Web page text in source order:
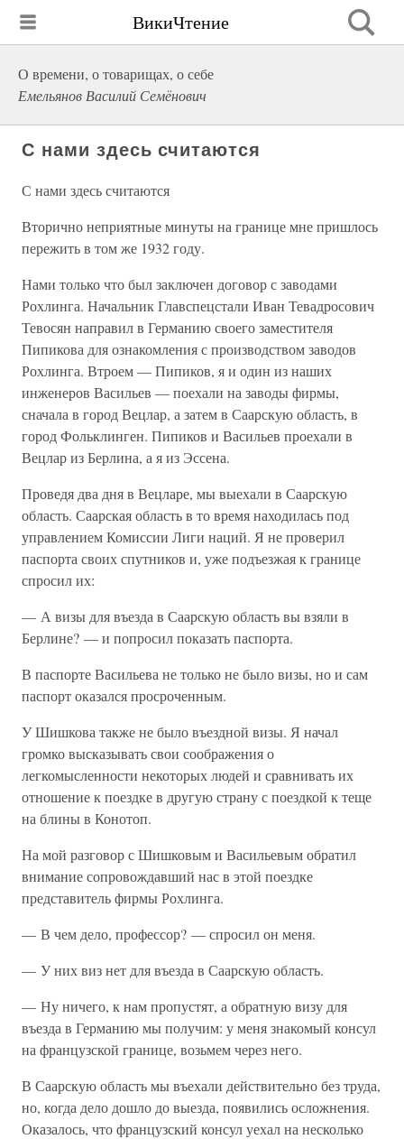
ВикиЧтение
О времени, о товарищах, о себе
Емельянов Василий Семёнович
С нами здесь считаются
С нами здесь считаются
Вторично неприятные минуты на границе мне пришлось
пережить в том же 1932 году.
Нами только что был заключен договор с заводами
Рохлинга. Начальник Главспецстали Иван Тевадросович
Тевосян направил в Германию своего заместителя
Пипикова для ознакомления с производством заводов
Рохлинга. Втроем — Пипиков, я и один из наших
инженеров Васильев — поехали на заводы фирмы,
сначала в город Вецлар, а затем в Саарскую область, в
город Фольклинген. Пипиков и Васильев проехали в
Вецлар из Берлина, а я из Эссена.
Проведя два дня в Вецларе, мы выехали в Саарскую
область. Саарская область в то время находилась под
управлением Комиссии Лиги наций. Я не проверил
паспорта своих спутников и, уже подъезжая к границе
спросил их:
— А визы для въезда в Саарскую область вы взяли в
Берлине? — и попросил показать паспорта.
В паспорте Васильева не только не было визы, но и сам
паспорт оказался просроченным.
У Шишкова также не было въездной визы. Я начал
громко высказывать свои соображения о
легкомысленности некоторых людей и сравнивать их
отношение к поездке в другую страну с поездкой к теще
на блины в Конотоп.
На мой разговор с Шишковым и Васильевым обратил
внимание сопровождавший нас в этой поездке
представитель фирмы Рохлинга.
— В чем дело, профессор? — спросил он меня.
— У них виз нет для въезда в Саарскую область.
— Ну ничего, к нам пропустят, а обратную визу для
въезда в Германию мы получим: у меня знакомый консул
на французской границе, возьмем через него.
В Саарскую область мы въехали действительно без труда,
но, когда дело дошло до выезда, появились осложнения.
Оказалось, что французский консул уехал на несколько